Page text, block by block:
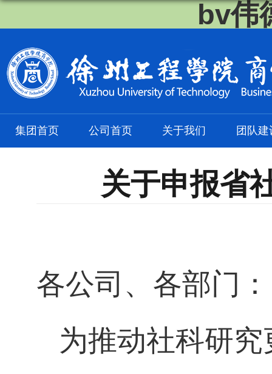
bv伟
集团首页 公司首页 关于我们 团队建
关于申报省
各公司、各部门：
为推动社科研